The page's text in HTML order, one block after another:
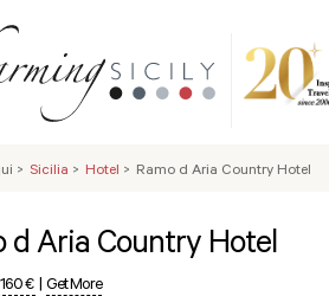
> Sicilia > Hotel > Ramo d Aria Country Hotel
d Aria Country Hotel
160 € | Get More